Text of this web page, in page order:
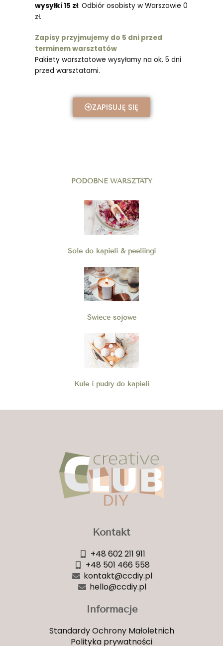
wysyłki 15 zł. Odbiór osobisty w Warszawie 0
zł.
Zapisy przyjmujemy do 5 dni przed
terminem warsztatów
Pakiety warsztatowe wysyłamy na ok. 5 dni
przed warsztatami.
ZAPISUJĘ SIĘ
PODOBNE WARSZTATY
Sole do kąpieli & peeliingi
Świece sojowe
Kule i pudry do kąpieli
Kontakt
+48 602 211 911
+48 501 466 558
kontakt@ccdiy.pl
hello@ccdiy.pl
Informacje
Standardy Ochrony Małoletnich
Polityka prywatności